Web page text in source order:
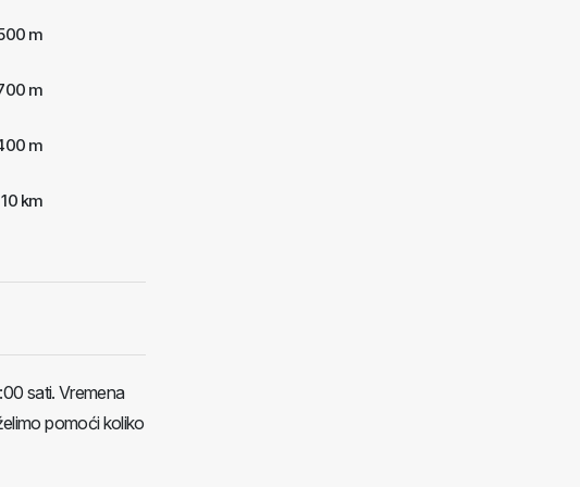
m
m
m
10 km
sati. Vremena
pomoći koliko